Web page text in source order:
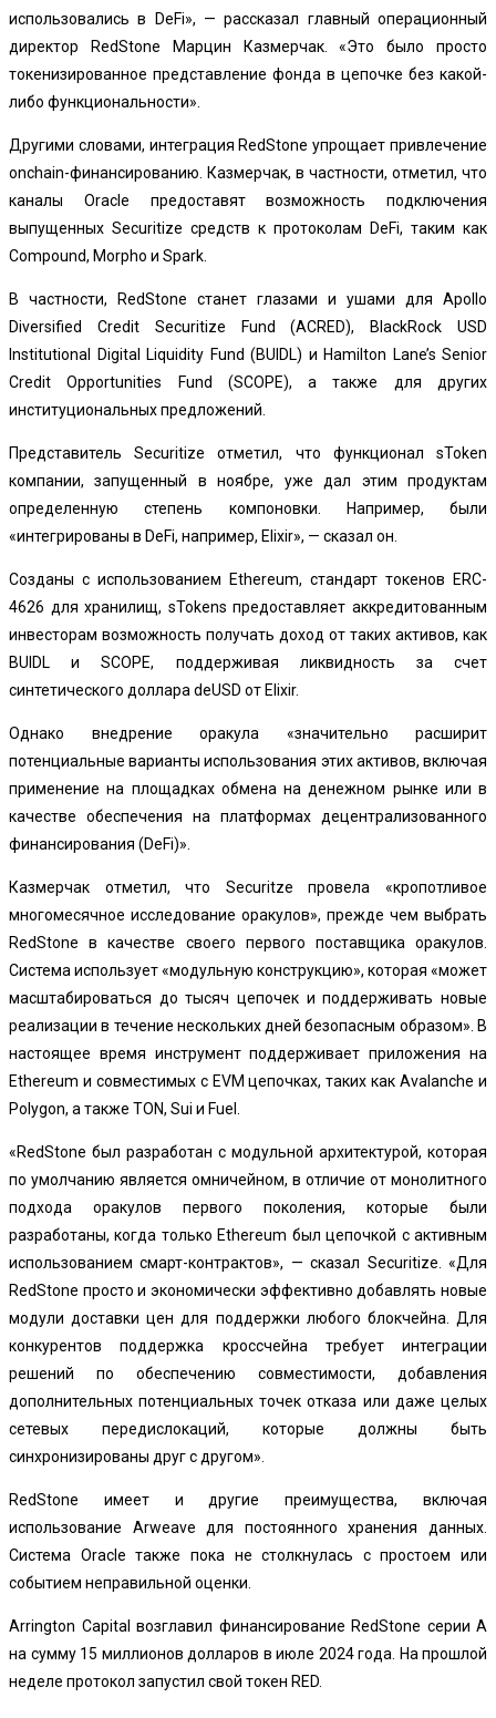
использовались в DeFi», — рассказал главный операционный
директор RedStone Марцин Казмерчак. «Это было просто
токенизированное представление фонда в цепочке без какой-
либо функциональности».
Другими словами, интеграция RedStone упрощает привлечение
onchain-финансированию. Казмерчак, в частности, отметил, что
каналы Oracle предоставят возможность подключения
выпущенных Securitize средств к протоколам DeFi, таким как
Compound, Morpho и Spark.
В частности, RedStone станет глазами и ушами для Apollo
Diversified Credit Securitize Fund (ACRED), BlackRock USD
Institutional Digital Liquidity Fund (BUIDL) и Hamilton Lane’s Senior
Credit Opportunities Fund (SCOPE), а также для других
институциональных предложений.
Представитель Securitize отметил, что функционал sToken
компании, запущенный в ноябре, уже дал этим продуктам
определенную степень компоновки.
Например, были
«интегрированы в DeFi, например, Elixir», — сказал он.
Созданы с использованием Ethereum, стандарт токенов ERC-
4626 для хранилищ, sTokens предоставляет аккредитованным
инвесторам возможность получать доход от таких активов, как
BUIDL и SCOPE, поддерживая ликвидность за счет
синтетического доллара deUSD от Elixir.
Однако внедрение оракула «значительно расширит
потенциальные варианты использования этих активов, включая
применение на площадках обмена на денежном рынке или в
качестве обеспечения на платформах децентрализованного
финансирования (DeFi)».
Казмерчак отметил, что Securitze провела «кропотливое
многомесячное исследование оракулов», прежде чем выбрать
RedStone в качестве своего первого поставщика оракулов.
Система использует «модульную конструкцию», которая «может
масштабироваться до тысяч цепочек и поддерживать новые
реализации в течение нескольких дней безопасным образом». В
настоящее время инструмент поддерживает приложения на
Ethereum и совместимых с EVM цепочках, таких как Avalanche и
Polygon, а также TON, Sui и Fuel.
«RedStone был разработан с модульной архитектурой, которая
по умолчанию является омничейном, в отличие от монолитного
подхода оракулов первого поколения, которые были
разработаны, когда только Ethereum был цепочкой с активным
использованием смарт-контрактов», — сказал Securitize. «Для
RedStone просто и экономически эффективно добавлять новые
модули доставки цен для поддержки любого блокчейна. Для
конкурентов поддержка кроссчейна требует интеграции
решений по обеспечению совместимости, добавления
дополнительных потенциальных точек отказа или даже целых
сетевых передислокаций, которые должны быть
синхронизированы друг с другом».
RedStone имеет и другие преимущества, включая
использование Arweave для постоянного хранения данных.
Система Oracle также пока не столкнулась с простоем или
событием неправильной оценки.
Arrington Capital возглавил финансирование RedStone серии A
на сумму 15 миллионов долларов в июле 2024 года. На прошлой
неделе протокол запустил свой токен RED.